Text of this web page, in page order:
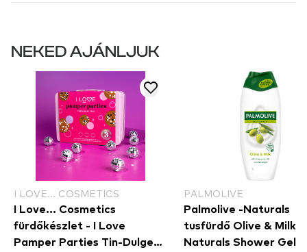
NEKED AJÁNLJUK
I LOVE... COSMETICS
I Love... Cosmetics
fürdőkészlet - I Love
Pamper Parties Tin-Dulgent
PALMOLIVE
Palmolive -Naturals
tusfürdő Olive & Milk -
Naturals Shower Gel -